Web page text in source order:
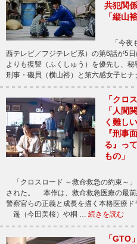
共犯関
「縦山
「今夜
西テレビ／フジテレビ系）の第6話が5
よりも復讐（ふくしゅう）を優先し、
刑事・磯貝（横山裕）と第六感女子ヒ
「クロ
「人間
く難し
『刑事
る』っ
もの」
「クロスロード ～救命救急の約束～
された。 本作は、救命救急医療の最前
警察官らの正義と成長を描く本格医療ド
遥（今田美桜）や桐 … 続きを読む
「GTO